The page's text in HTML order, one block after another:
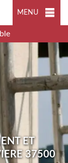
MENU
ET
37500